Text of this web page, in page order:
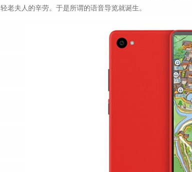
轻老夫人的辛劳。于是所谓的语音导览就诞生。